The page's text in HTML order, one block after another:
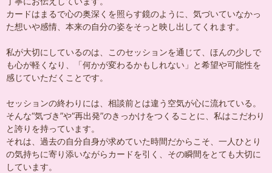
カードはまるで心の奥深くを照らす鏡のように、気づいていなかっ
た想いや感情、本来の自分の姿をそっと映し出してくれます。
私が大切にしているのは、このセッションを通じて、ほんの少しで
も心が軽くなり、「何かが変わるかもしれない」と希望や可能性を
感じていただくことです。
セッションの終わりには、相談前とは違う空気が心に流れている。
そんな“気づき”や“再出発”のきっかけをつくることに、私はこだわり
と誇りを持っています。
それは、過去の自分自身が求めていた時間だからこそ、一人ひとり
の気持ちに寄り添いながらカードを引く、その瞬間をとても大切に
しています。